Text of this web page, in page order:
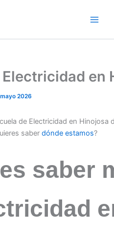
en
2026
de Electricidad en Hinojosa
saber dónde estamos?
saber